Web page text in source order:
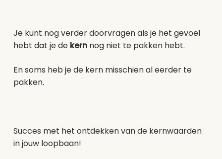
Je kunt nog verder doorvragen als je het gevoel
hebt dat je de kern nog niet te pakken hebt.
En soms heb je de kern misschien al eerder te
pakken.
Succes met het ontdekken van de kernwaarden
in jouw loopbaan!